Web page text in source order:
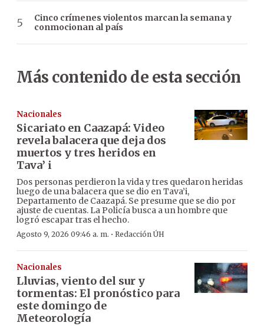
Cinco crímenes violentos marcan la semana y
conmocionan al país
Más contenido de esta sección
Nacionales
Sicariato en Caazapá: Video
revela balacera que deja dos
muertos y tres heridos en
Tava’ i
Dos personas perdieron la vida y tres quedaron heridas
luego de una balacera que se dio en Tava’i,
Departamento de Caazapá. Se presume que se dio por
ajuste de cuentas. La Policía busca a un hombre que
logró escapar tras el hecho.
Agosto 9, 2026 09:46 a. m. · Redacción ÚH
Nacionales
Lluvias, viento del sur y
tormentas: El pronóstico para
este domingo de
Meteorología